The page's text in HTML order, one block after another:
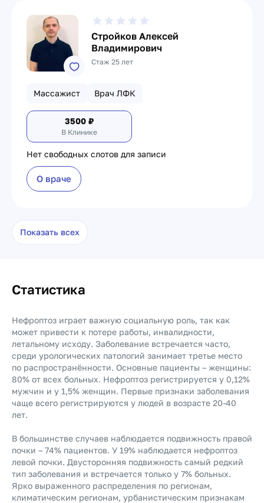
Стройков Алексей
Владимирович
Стаж 25 лет
Массажист Врач ЛФК
3500 ₽
В Клинике
Нет свободных слотов для записи
О враче
Показать всех
Статистика
Нефроптоз играет важную социальную роль, так как
может привести к потере работы, инвалидности,
летальному исходу. Заболевание встречается часто,
среди урологических патологий занимает третье место
по распространённости. Основные пациенты – женщины:
80% от всех больных. Нефроптоз регистрируется у 0,12%
мужчин и у 1,5% женщин. Первые признаки заболевания
чаще всего регистрируются у людей в возрасте 20-40
лет.
В большинстве случаев наблюдается подвижность правой
почки – 74% пациентов. У 19% наблюдается нефроптоз
левой почки. Двусторонняя подвижность самый редкий
тип заболевания и встречается только у 7% больных.
Ярко выраженного распределения по регионам,
климатическим регионам, урбанистическим признакам